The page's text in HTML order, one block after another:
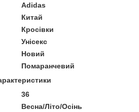
Adidas
Китай
Кросівки
Унісекс
Новий
Помаранчевий
36
Весна/Літо/Осінь